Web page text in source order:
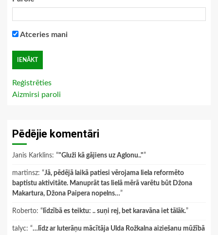
Atceries mani
Reģistrēties
Aizmirsi paroli
Pēdējie komentāri
Janis Karklins: “"Gluži kā gājiens uz Aglonu.."”
martinsz: “Jā, pēdējā laikā patiesi vērojama liela reformēto
baptistu aktivitāte. Manuprāt tas lielā mērā varētu būt Džona
Makartura, Džona Paipera nopelns…”
Roberto: “ līdzībā es teiktu: .. suņi rej, bet karavāna iet tālāk.”
talyc: “…līdz ar luterāņu mācītāja Ulda Rožkalna aiziešanu mūžībā